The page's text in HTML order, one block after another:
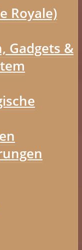
Royale)
Gadgets &